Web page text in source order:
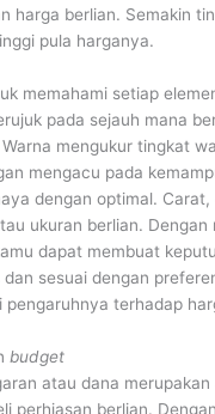
harga berlian. Semakin
pula harganya.
memahami setiap
pada sejauh mana
mengukur tingkat
mengacu pada
dengan optimal. Carat,
ukuran berlian. Dengan
dapat membuat
sesuai dengan
pengaruhnya terhadap
budget
atau dana merupakan
perhiasan berlian.